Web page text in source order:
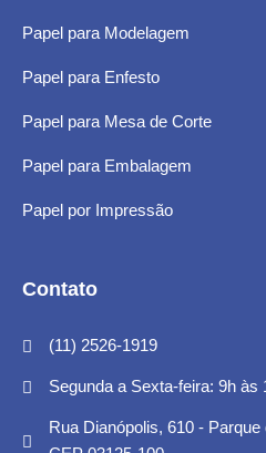
Papel para Modelagem
Papel para Enfesto
Papel para Mesa de Corte
Papel para Embalagem
Papel por Impressão
Contato
(11) 2526-1919
Segunda a Sexta-feira: 9h
Rua Dianópolis, 610 -